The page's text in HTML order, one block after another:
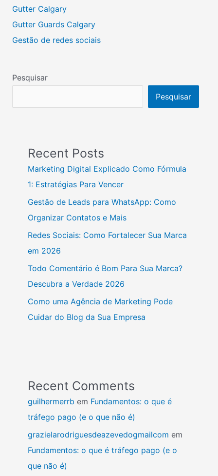
Gutter Calgary
Gutter Guards Calgary
Gestão de redes sociais
Pesquisar
Pesquisar
Recent Posts
Marketing Digital Explicado Como Fórmula
1: Estratégias Para Vencer
Gestão de Leads para WhatsApp: Como
Organizar Contatos e Mais
Redes Sociais: Como Fortalecer Sua Marca
em 2026
Todo Comentário é Bom Para Sua Marca?
Descubra a Verdade 2026
Como uma Agência de Marketing Pode
Cuidar do Blog da Sua Empresa
Recent Comments
guilhermerrb em Fundamentos: o que é
tráfego pago (e o que não é)
grazielarodriguesdeazevedogmailcom em
Fundamentos: o que é tráfego pago (e o
que não é)